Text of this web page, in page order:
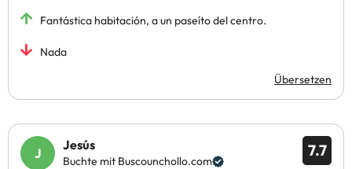
Fantástica habitación, a un paseíto del centro.
Nada
Übersetzen
7.7
Jesús
Buchte mit Buscounchollo.com